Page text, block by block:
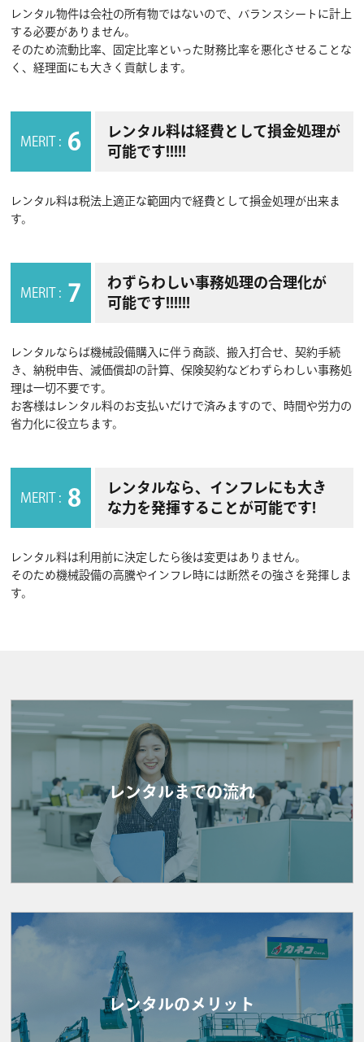
レンタル物件は会社の所有物ではないので、バランスシートに計上
する必要がありません。
そのため流動比率、固定比率といった財務比率を悪化させることな
く、経理面にも大きく貢献します。
MERIT : 6
レンタル料は経費として損金処理が
可能です!!!!!
レンタル料は税法上適正な範囲内で経費として損金処理が出来ま
す。
MERIT : 7
わずらわしい事務処理の合理化が
可能です!!!!!!
レンタルならば機械設備購入に伴う商談、搬入打合せ、契約手続
き、納税申告、減価償却の計算、保険契約などわずらわしい事務処
理は一切不要です。
お客様はレンタル料のお支払いだけで済みますので、時間や労力の
省力化に役立ちます。
MERIT : 8
レンタルなら、インフレにも大き
な力を発揮することが可能です!
レンタル料は利用前に決定したら後は変更はありません。
そのため機械設備の高騰やインフレ時には断然その強さを発揮しま
す。
レンタルまでの流れ
レンタルのメリット